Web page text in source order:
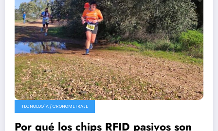
TECNOLOGÍA / CRONOMETRAJE
Por qué los chips RFID pasivos son